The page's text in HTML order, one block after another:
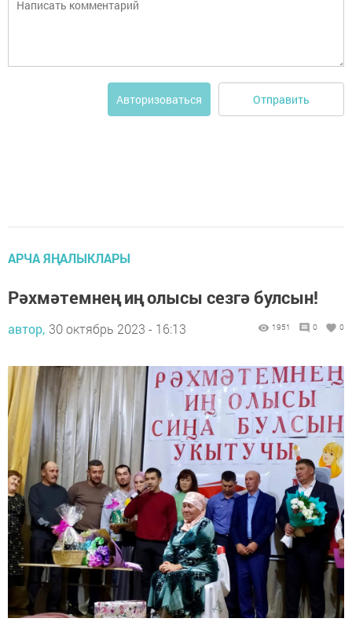
Авторизоваться Отправить
АРЧА ЯҢАЛЫКЛАРЫ
Рәхмәтемнең иң олысы сезгә булсын!
автор, 30 октябрь 2023 - 16:13 1951 0 0